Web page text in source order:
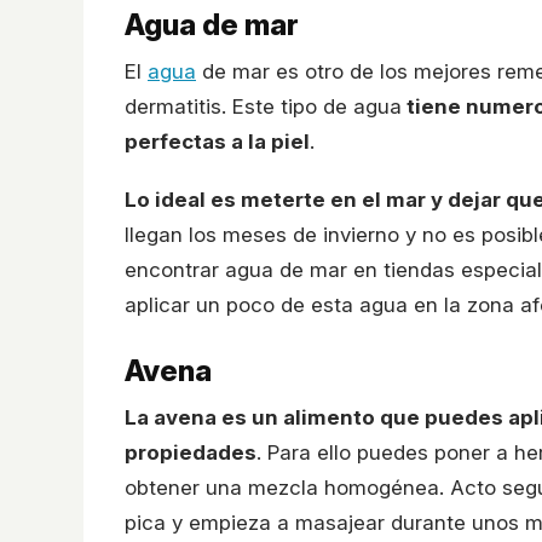
Agua de mar
El agua de mar es otro de los mejores
dermatitis. Este tipo de agua tiene
perfectas a la piel.
Lo ideal es meterte en el mar y dejar
llegan los meses de invierno y no es
encontrar agua de mar en tiendas
aplicar un poco de esta agua en la zona
Avena
La avena es un alimento que puedes
propiedades. Para ello puedes poner a
obtener una mezcla homogénea. Acto
pica y empieza a masajear durante unos